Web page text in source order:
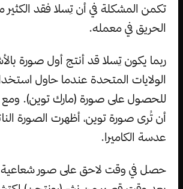
تكمن المشكلة في أن تِسلا فقد
الحريق في معمله.
ربما يكون تِسلا قد أنتج أول صورة
الولايات المتحدة عندما حاول
للحصول على صورة (مارك توين). ومع
أن تُرى صورة توين، أظهرت الصورة
عدسة الكاميرا.
حصل في وقت لاحق على صور شعاعية